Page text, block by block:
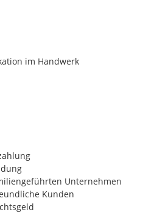
im Handwerk
Unternehmen
Kunden